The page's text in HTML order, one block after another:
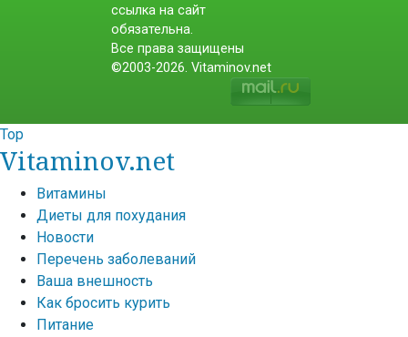
ссылка на сайт
обязательна.
Все права защищены
©2003-2026. Vitaminov.net
Top
Vitaminov.net
Витамины
Диеты для похудания
Новости
Перечень заболеваний
Ваша внешность
Как бросить курить
Питание